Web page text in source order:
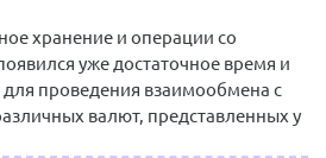
хранение и операции со
уже достаточное время и
для проведения взаимообмена с
валют, представленных у